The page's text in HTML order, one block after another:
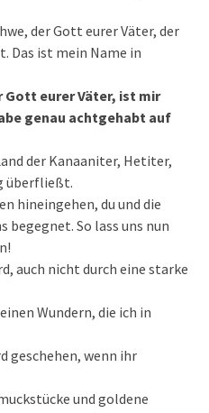
der Gott eurer Väter, der
Das ist mein Name in
Gott eurer Väter, ist mir
genau achtgehabt auf
der Kanaaniter, Hetiter,
überfließt.
hineingehen, du und die
begegnet. So lass uns nun
auch nicht durch eine starke
Wundern, die ich in
geschehen, wenn ihr
und goldene